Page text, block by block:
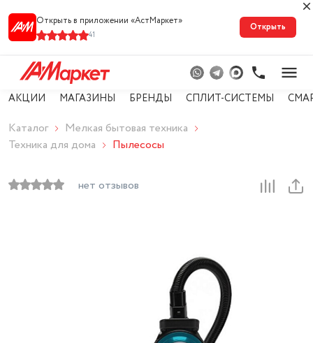
Открыть в приложении «АстМарке‪т‬»
41
Открыть
АКЦИИ МАГАЗИНЫ БРЕНДЫ СПЛИТ-СИСТЕМЫ
Каталог
Мелкая бытовая техника
Техника для дома
Пылесосы
нет отзывов